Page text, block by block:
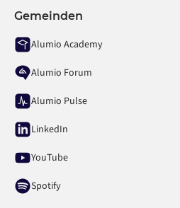
Gemeinden
Alumio Academy
Alumio Forum
Alumio Pulse
LinkedIn
YouTube
Spotify